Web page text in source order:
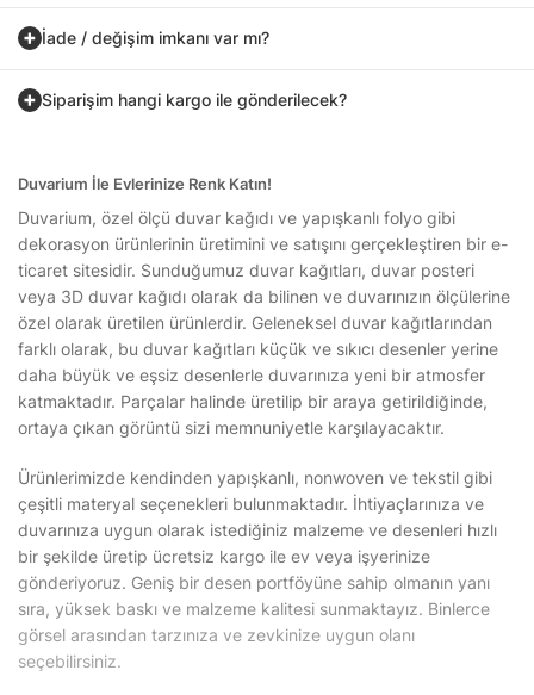
İade / değişim imkanı var mı?
Siparişim hangi kargo ile gönderilecek?
Duvarium İle Evlerinize Renk Katın!
Duvarium, özel ölçü duvar kağıdı ve yapışkanlı folyo gibi
dekorasyon ürünlerinin üretimini ve satışını gerçekleştiren bir e-
ticaret sitesidir. Sunduğumuz duvar kağıtları, duvar posteri
veya 3D duvar kağıdı olarak da bilinen ve duvarınızın ölçülerine
özel olarak üretilen ürünlerdir. Geleneksel duvar kağıtlarından
farklı olarak, bu duvar kağıtları küçük ve sıkıcı desenler yerine
daha büyük ve eşsiz desenlerle duvarınıza yeni bir atmosfer
katmaktadır. Parçalar halinde üretilip bir araya getirildiğinde,
ortaya çıkan görüntü sizi memnuniyetle karşılayacaktır.
Ürünlerimizde kendinden yapışkanlı, nonwoven ve tekstil gibi
çeşitli materyal seçenekleri bulunmaktadır. İhtiyaçlarınıza ve
duvarınıza uygun olarak istediğiniz malzeme ve desenleri hızlı
bir şekilde üretip ücretsiz kargo ile ev veya işyerinize
gönderiyoruz. Geniş bir desen portföyüne sahip olmanın yanı
sıra, yüksek baskı ve malzeme kalitesi sunmaktayız. Binlerce
görsel arasından tarzınıza ve zevkinize uygun olanı
seçebilirsiniz.